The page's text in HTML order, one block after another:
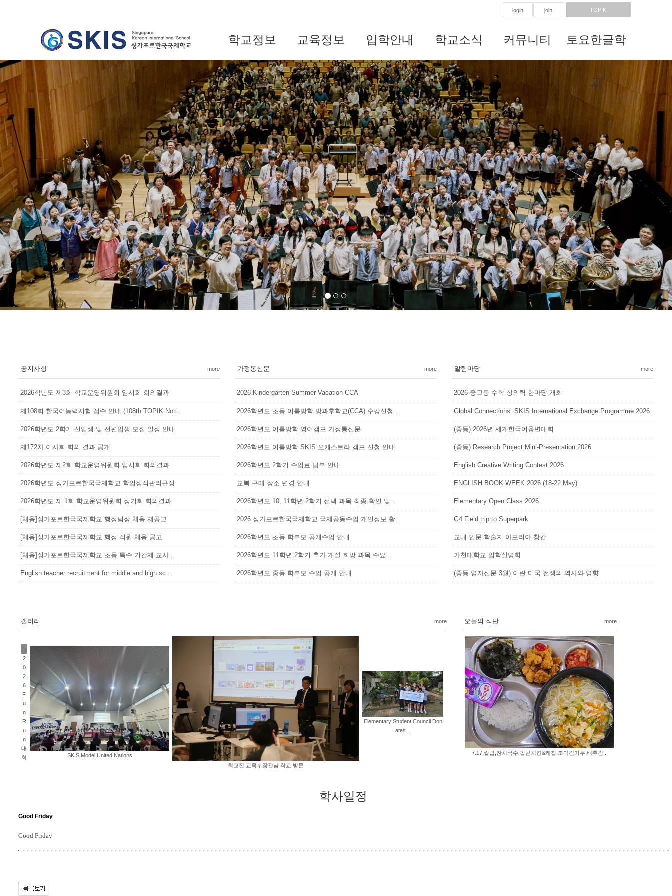
login join TOPIK
학교정보 교육정보 입학안내 학교소식 커뮤니티 토요한글학
교
Previous Next
공지사항 more
2026학년도 제3회 학교운영위원회 임시회 회의결과
제108회 한국어능력시험 접수 안내 (108th TOPIK Noti..
2026학년도 2학기 신입생 및 전편입생 모집 일정 안내
제172차 이사회 회의 결과 공개
2026학년도 제2회 학교운영위원회 임시회 회의결과
2026학년도 싱가포르한국국제학교 학업성적관리규정
2026학년도 제 1회 학교운영위원회 정기회 회의결과
[채용]싱가포르한국국제학교 행정팀장 채용 재공고
[채용]싱가포르한국국제학교 행정 직원 채용 공고
[채용]싱가포르한국국제학교 초등 특수 기간제 교사 ..
English teacher recruitment for middle and high sc..
가정통신문 more
2026 Kindergarten Summer Vacation CCA
2026학년도 초등 여름방학 방과후학교(CCA) 수강신청 ..
2026학년도 여름방학 영어캠프 가정통신문
2026학년도 여름방학 SKIS 오케스트라 캠프 신청 안내
2026학년도 2학기 수업료 납부 안내
교복 구매 장소 변경 안내
2026학년도 10, 11학년 2학기 선택 과목 최종 확인 및..
2026 싱가포르한국국제학교 국제공동수업 개인정보 활..
2026학년도 초등 학부모 공개수업 안내
2026학년도 11학년 2학기 추가 개설 희망 과목 수요 ..
2026학년도 중등 학부모 수업 공개 안내
알림마당 more
2026 중고등 수학 창의력 한마당 개최
Global Connections: SKIS International Exchange Programme 2026
(중등) 2026년 세계한국어웅변대회
(중등) Research Project Mini-Presentation 2026
English Creative Writing Contest 2026
ENGLISH BOOK WEEK 2026 (18-22 May)
Elementary Open Class 2026
G4 Field trip to Superpark
교내 인문 학술지 아포리아 창간
가천대학교 입학설명회
(중등 영자신문 3월) 이란 미국 전쟁의 역사와 영향
갤러리 more
2
0
2
6
F
u
n
R
u
n
대
회
SKIS Model United Nations
최교진 교육부장관님 학교 방문
Elementary Student Council Don
ates ..
오늘의 식단 more
7.17:쌀밥,잔치국수,팝콘치킨&케찹,조미김가루,배추김..
학사일정
Good Friday
Good Friday